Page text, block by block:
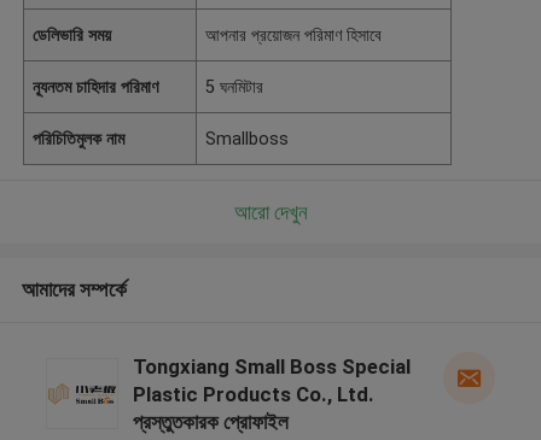
ডেলিভারি সময় আপনার প্রয়োজন পরিমাণ হিসাবে
ন্যূনতম চাহিদার পরিমাণ 5 ঘনমিটার
পরিচিতিমুলক নাম Smallboss
আরো দেখুন
আমাদের সম্পর্কে
Tongxiang Small Boss Special
Plastic Products Co., Ltd.
প্রস্তুতকারক প্রোফাইল